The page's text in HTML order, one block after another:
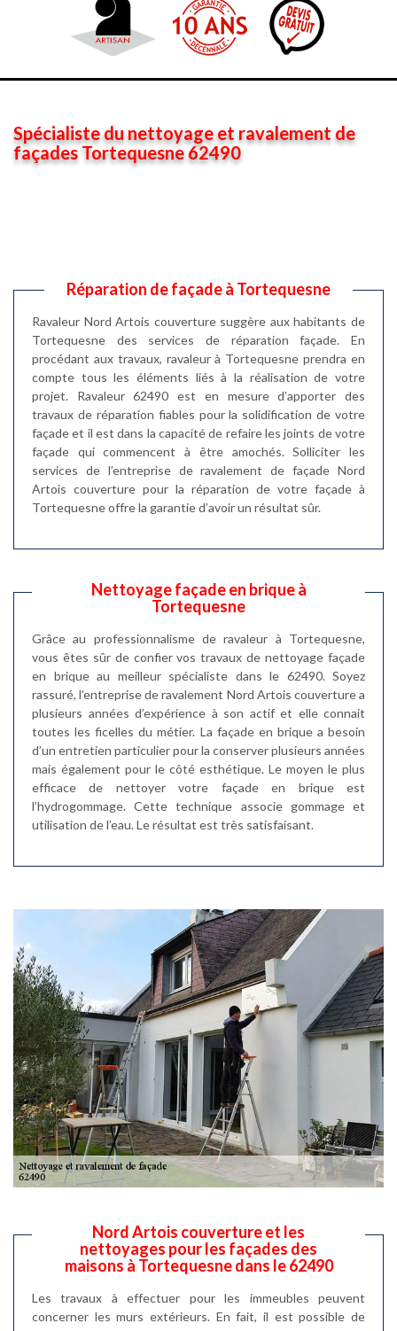
Spécialiste du nettoyage et ravalement de
façades Tortequesne 62490
Réparation de façade à Tortequesne
Ravaleur Nord Artois couverture suggère aux habitants de
Tortequesne des services de réparation façade. En
procédant aux travaux, ravaleur à Tortequesne prendra en
compte tous les éléments liés à la réalisation de votre
projet. Ravaleur 62490 est en mesure d’apporter des
travaux de réparation fiables pour la solidification de votre
façade et il est dans la capacité de refaire les joints de votre
façade qui commencent à être amochés. Solliciter les
services de l’entreprise de ravalement de façade Nord
Artois couverture pour la réparation de votre façade à
Tortequesne offre la garantie d’avoir un résultat sûr.
Nettoyage façade en brique à
Tortequesne
Grâce au professionnalisme de ravaleur à Tortequesne,
vous êtes sûr de confier vos travaux de nettoyage façade
en brique au meilleur spécialiste dans le 62490. Soyez
rassuré, l’entreprise de ravalement Nord Artois couverture a
plusieurs années d’expérience à son actif et elle connait
toutes les ficelles du métier. La façade en brique a besoin
d’un entretien particulier pour la conserver plusieurs années
mais également pour le côté esthétique. Le moyen le plus
efficace de nettoyer votre façade en brique est
l’hydrogommage. Cette technique associe gommage et
utilisation de l’eau. Le résultat est très satisfaisant.
Nord Artois couverture et les
nettoyages pour les façades des
maisons à Tortequesne dans le 62490
Les travaux à effectuer pour les immeubles peuvent
concerner les murs extérieurs. En fait, il est possible de